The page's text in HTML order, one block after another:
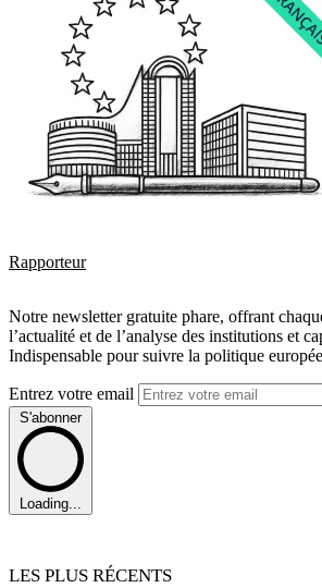
Rapporteur
Notre newsletter gratuite phare, offrant
l’actualité et de l’analyse des institutions et
Indispensable pour suivre la politique
Entrez votre email
S'abonner
Loading...
LES PLUS RÉCENTS